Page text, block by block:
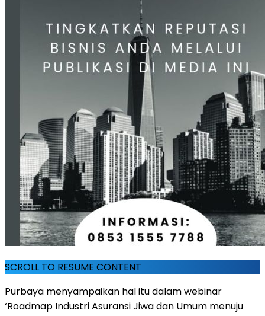
SCROLL TO RESUME CONTENT
Purbaya menyampaikan hal itu dalam webinar
‘Roadmap Industri Asuransi Jiwa dan Umum menuju